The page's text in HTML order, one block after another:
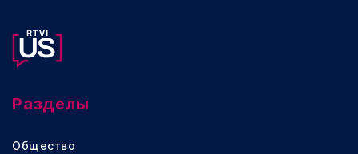
Разделы
Общество